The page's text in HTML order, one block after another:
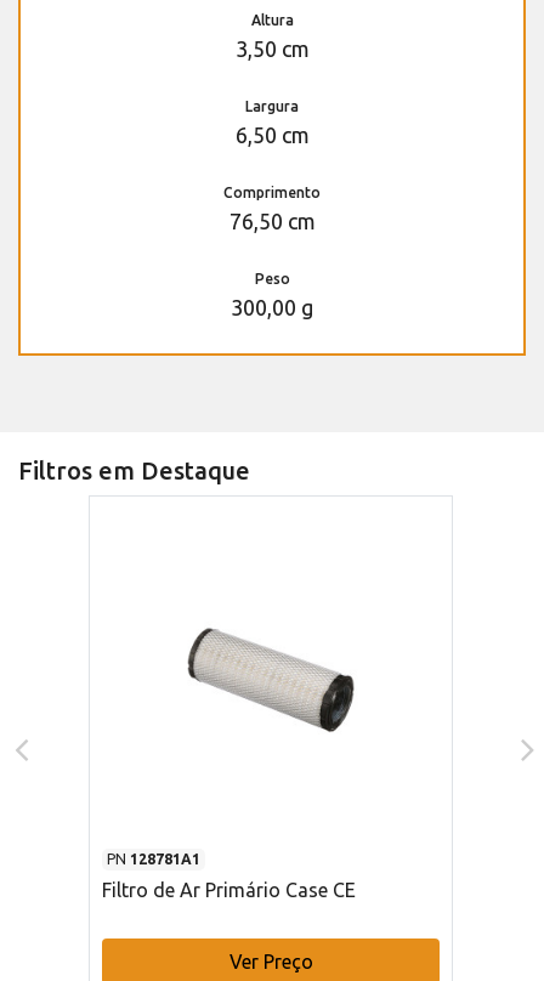
Altura
3,50 cm
Largura
6,50 cm
Comprimento
76,50 cm
Peso
300,00 g
Filtros em Destaque
PN 128781A1
Filtro de Ar Primário Case CE
Ver Preço